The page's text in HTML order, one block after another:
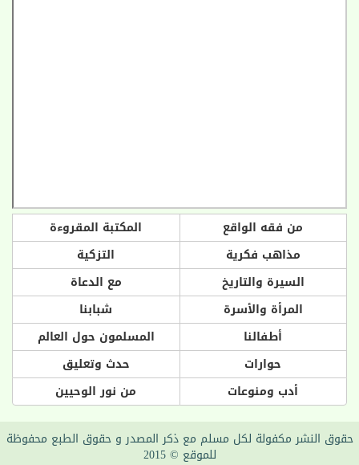
من فقه الواقع
المكتبة المقروءة
مذاهب فكرية
التزكية
السيرة والتاريخ
مع الدعاة
المرأة والأسرة
شبابنا
أطفالنا
المسلمون حول العالم
حوارات
حدث وتعليق
أدب ومنوعات
من نور الوحيين
حقوق النشر مكفولة لكل مسلم مع ذكر المصدر و حقوق الطبع محفوظة
للموقع © 2015